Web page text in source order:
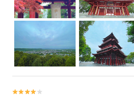

